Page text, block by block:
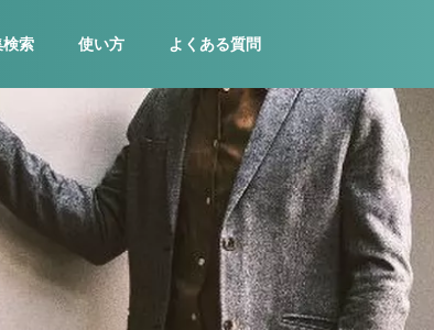
検索 使い方 よくある質問